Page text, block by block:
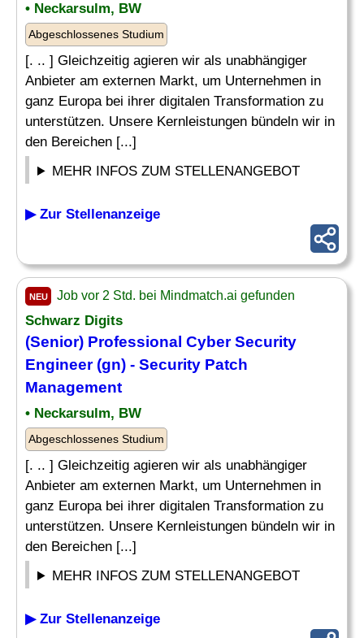
• Neckarsulm, BW
Abgeschlossenes Studium
[. .. ] Gleichzeitig agieren wir als unabhängiger
Anbieter am externen Markt, um Unternehmen in
ganz Europa bei ihrer digitalen Transformation zu
unterstützen. Unsere Kernleistungen bündeln wir in
den Bereichen [...]
MEHR INFOS ZUM STELLENANGEBOT
▶ Zur Stellenanzeige
NEU Job vor 2 Std. bei Mindmatch.ai gefunden
Schwarz Digits
(Senior) Professional Cyber Security
Engineer (gn) - Security Patch
Management
• Neckarsulm, BW
Abgeschlossenes Studium
[. .. ] Gleichzeitig agieren wir als unabhängiger
Anbieter am externen Markt, um Unternehmen in
ganz Europa bei ihrer digitalen Transformation zu
unterstützen. Unsere Kernleistungen bündeln wir in
den Bereichen [...]
MEHR INFOS ZUM STELLENANGEBOT
▶ Zur Stellenanzeige